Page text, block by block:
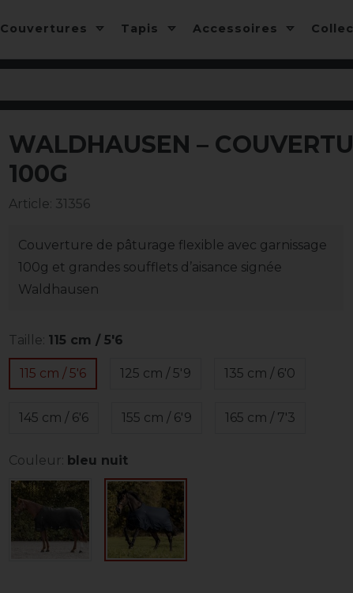
Couvertures Tapis Accessoires
WALDHAUSEN –
100G
Article: 31356
Couverture de pâturage flexible avec garnissage
100g et grandes soufflets d’aisance signée
Waldhausen
Taille: 115 cm / 5'6
115 cm / 5'6 125 cm / 5'9 135 cm / 6'0
145 cm / 6'6 155 cm / 6'9 165 cm / 7'3
Couleur: bleu nuit